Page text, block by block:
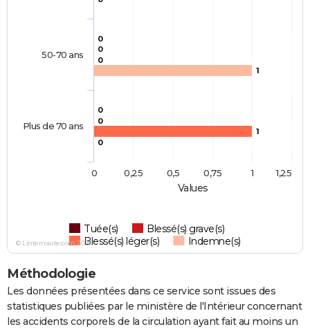
Values
0
0
0
0
0
1
1
0
Tuée(s)
Blessé(s) grave(s)
Blessé(s) léger(s)
Indemne(s)
50-70 ans
Plus de 70 ans
0 1
0,25 0,5 0,75 1,25
© Linternaute.com 2026
Méthodologie
Les données présentées dans ce service sont issues des
statistiques publiées par le ministère de l'Intérieur concernant
les accidents corporels de la circulation ayant fait au moins un